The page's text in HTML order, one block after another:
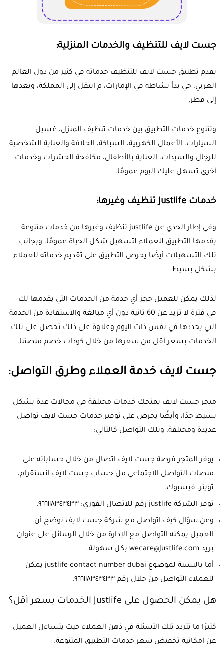
جست لايف للتنظيف والخدمات المنزلية:
يقدم تطبيق جست لايف للتنظيف خدماته في كثير من دول العالم
العربي، حي بدأ نشاطه في الإمارات، م انتقل إلى المملكة، وبعدها
إلى قطر.
وتتنوع خدمات التطبيق بين خدمات تنظيف المنزل، غسيل
السيارات، الأعمال الكهربية، السباكة، الحلاقة والعناية الشخصية
للرجال والسيدات، العناية بالأطفال، مكافحة الحشرات وخدمات
أخرى تسهل عليك اليوم عمومًا.
خدمات Justlife تنظيف وغيرها:
وفي إطار الحدي عن justlife تنظيف وغيرها من خدمات متنوعة
يقدمها التطبيق للعملاء لتسهيل شكل الحياة عمومًا، وبجانب
تلك التسهيلات أيضًا يحرص التطبيق على تقديم خدماته للعملاء
بشكل بسيط.
لذلك يمكن للعميل حجز أي خدمة من الخدمات التي يقدمها لك
في فترة لا تزيد عن 60 ثانية دون أي مبالغة والاستفادة من الخدمة
التي يحددها في نفس ذات اليوم وعلاوة على ذلك تحصل على تلك
الخدمات بسعر أقل من سعرها من خلال كودات خصم منصتنا.
جست لايف خدمة العملاء وطرق التواصل:
متجر جست لايف يمنحك خدمات مختلفة في مجالات عدة بشكل
بسيط جدًا، وأيضًا يحرص على توفير خدمات جست لايف تواصل
عديدة ومختلفة، وتلك التواصل كالتالي:
يوفر المتجر فرصة جست لايف اتصال من خلال حساباته على
منصات التواصل الاجتماعي مل حساب جست لايف انستقرام،
تويتر، فيسبوك.
توفر الشركة justlife رقم للاتصال الفوري: ٩٦٦١١٨٣٤٣٤٣٣.
وعن سؤال كيف اتواصل مع شركة جست لايف نوضح أن
العميل يمكنه التواصل مع الإدارة من خلال الرسائل على عنوان
بريد wecare@Justlife.com بكل سهولة.
أما بالنسبة لموضوع justlife contact number dubai يمكن
للعملاء التواصل من خلال رقم ٩٦٦١١٨٣٤٣٤٣٣.
هل يمكن الحصول على Justlife الخدمات بسعر أقل؟
كثيرًا ما تتردد تلك الأسئلة في ذهن العملاء حيث يتساءل العميل
عن امكانية تخفيض سعر خدمات التطبيق المتنوعة.